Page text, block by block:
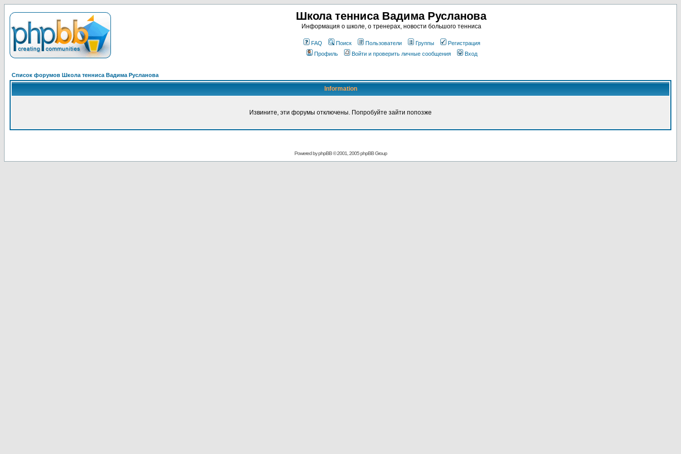
Школа тенниса Вадима Русланова
Информация о школе, о тренерах, новости большого тенниса
FAQ Поиск Пользователи Группы
Регистрация
Профиль
Войти и проверить личные сообщения Вход
Список форумов Школа тенниса Вадима Русланова
Information
Извините, эти форумы отключены. Попробуйте зайти попозже
Powered byphpBB© 2001, 2005 phpBB Group